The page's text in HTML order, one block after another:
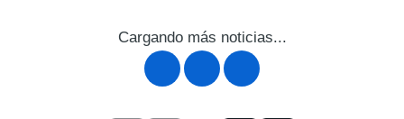
Cargando más noticias...